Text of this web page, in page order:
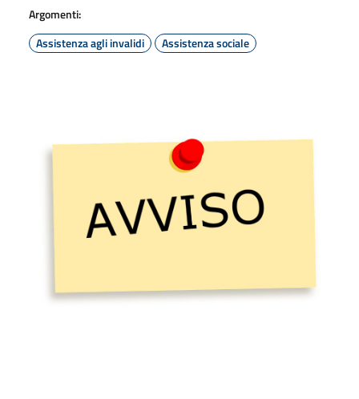
Argomenti:
Assistenza agli invalidi
Assistenza sociale